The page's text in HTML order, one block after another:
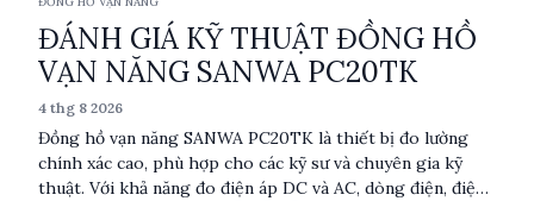
ĐÁNH GIÁ KỸ THUẬT ĐỒNG HỒ
VẠN NĂNG SANWA PC20TK
4 thg 8 2026
Đồng hồ vạn năng SANWA PC20TK là thiết bị đo lường
chính xác cao, phù hợp cho các kỹ sư và chuyên gia kỹ
thuật. Với khả năng đo điện áp DC và AC, dòng điện, điện